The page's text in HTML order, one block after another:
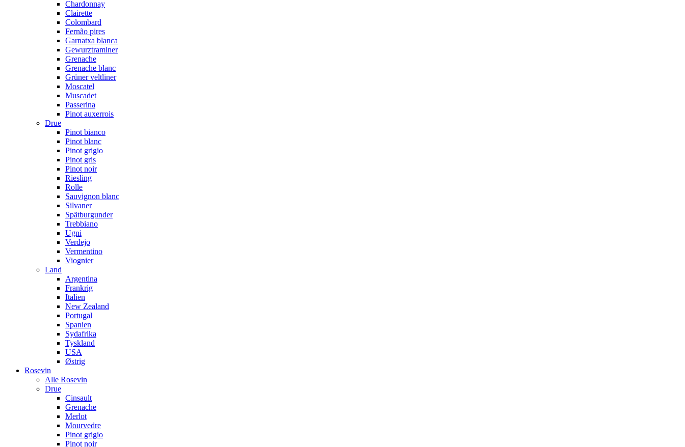
Chardonnay
Clairette
Colombard
Fernão pires
Garnatxa blanca
Gewurztraminer
Grenache
Grenache blanc
Grüner veltliner
Moscatel
Muscadet
Passerina
Pinot auxerrois
Drue
Pinot bianco
Pinot blanc
Pinot grigio
Pinot gris
Pinot noir
Riesling
Rolle
Sauvignon blanc
Silvaner
Spätburgunder
Trebbiano
Ugni
Verdejo
Vermentino
Viognier
Land
Argentina
Frankrig
Italien
New Zealand
Portugal
Spanien
Sydafrika
Tyskland
USA
Østrig
Rosevin
Alle Rosevin
Drue
Cinsault
Grenache
Merlot
Mourvedre
Pinot grigio
Pinot noir